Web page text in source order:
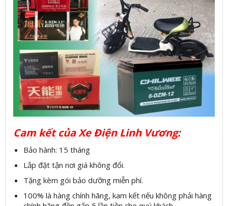
Cam kết của Xe Điện Linh Vương:
Bảo hành: 15 tháng
Lắp đặt tận nơi giá không đổi.
Tặng kèm gói bảo dưỡng miễn phí.
100% là hàng chính hãng, kam kết nếu không phải hàng